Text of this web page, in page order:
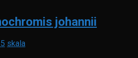
johannii
skala